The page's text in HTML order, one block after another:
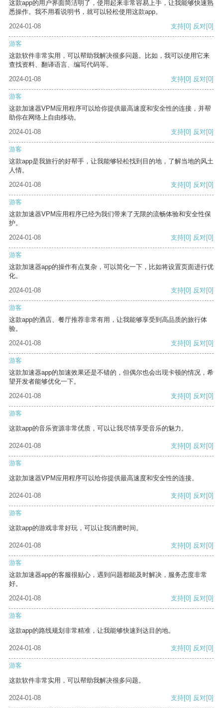
这款app的用户界面简洁明了，使用起来非常容易上手，让我能够快速熟
悉操作。我不用看说明书，就可以轻松使用这款app。
2024-01-08
支持[0] 反对[0]
游客
这款软件非常实用，可以帮助我解决很多问题。比如，我可以使用它来
查找资料、翻译语言、编写代码等。
2024-01-08
支持[0] 反对[0]
游客
这款加速器VPM应用程序可以给你提供最高速度和安全性的连接，并帮
助你在网络上自由移动。
2024-01-08
支持[0] 反对[0]
游客
这款app是我旅行的好帮手，让我能够轻松找到目的地，了解当地的风土
人情。
2024-01-08
支持[0] 反对[0]
游客
这款加速器VPM应用程序已经为我们带来了无限的流畅体验和安全性保
护。
2024-01-08
支持[0] 反对[0]
游客
这款加速器app的操作有点复杂，可以简化一下，比如将设置页面进行优
化。
2024-01-08
支持[0] 反对[0]
游客
这款app的酒店、餐厅推荐非常有用，让我能够享受到高品质的旅行体
验。
2024-01-08
支持[0] 反对[0]
游客
这款加速器app的加速效果还是不错的，但偶尔也会出现卡顿的情况，希
望开发者能够优化一下。
2024-01-08
支持[0] 反对[0]
游客
这款app的音乐资源非常优质，可以让我尽情享受音乐的魅力。
2024-01-08 支持[0] 反对[0]
游客
这款加速器VPM应用程序可以给你提供最高速度和安全性的连接。
2024-01-08 支持[0] 反对[0]
游客
这款app的游戏非常好玩，可以让我消磨时间。
2024-01-08 支持[0] 反对[0]
游客
这款加速器app的客服很贴心，遇到问题都能及时解决，服务态度非常
好。
2024-01-08
支持[0] 反对[0]
游客
这款app的路线规划非常精准，让我能够快速到达目的地。
2024-01-08 支持[0] 反对[0]
游客
这款软件非常实用，可以帮助我解决很多问题。
2024-01-08 支持[0] 反对[0]